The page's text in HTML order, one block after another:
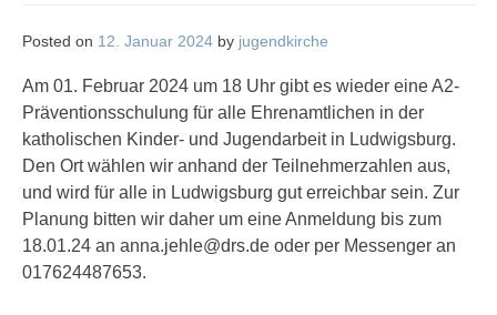
Posted on 12. Januar 2024 by jugendkirche
Am 01. Februar 2024 um 18 Uhr gibt es wieder eine A2-
Präventionsschulung für alle Ehrenamtlichen in der
katholischen Kinder- und Jugendarbeit in Ludwigsburg.
Den Ort wählen wir anhand der Teilnehmerzahlen aus,
und wird für alle in Ludwigsburg gut erreichbar sein. Zur
Planung bitten wir daher um eine Anmeldung bis zum
18.01.24 an anna.jehle@drs.de oder per Messenger an
017624487653.